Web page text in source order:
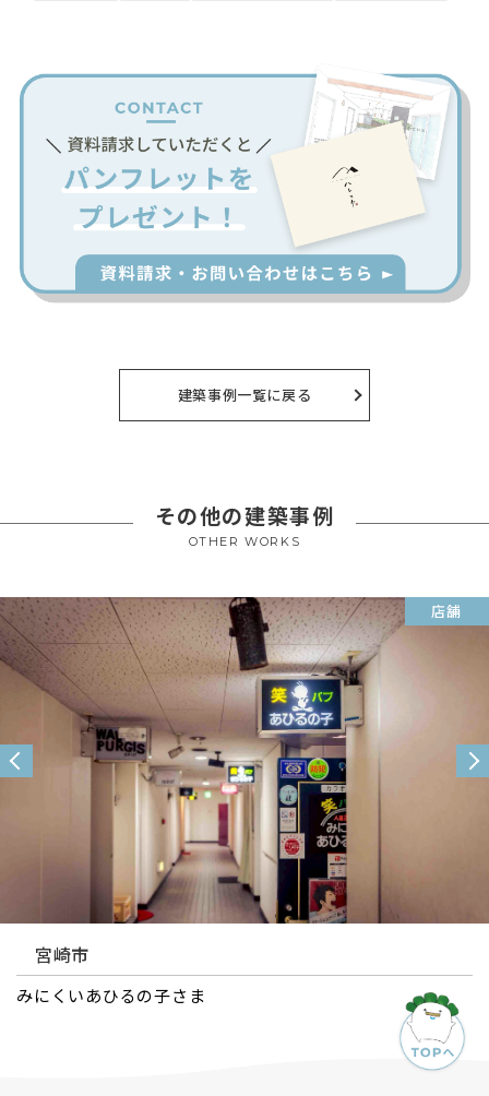
建築事例一覧に戻る
その他の建築事例
OTHER WORKS
店舗
宮崎市
お茶とお菓子ennさま